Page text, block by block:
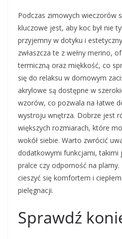
Podczas zimowych wieczorów
kluczowe jest, aby koc był nie
przyjemny w dotyku i
zwłaszcza te z wełny merino,
termiczną oraz miękkość, co
się do relaksu w domowym
akrylowe są dostępne w
wzorów, co pozwala na łatwe
wystroju wnętrza. Dobrze jest
większych rozmiarach, które
wokół siebie. Warto zwrócić
dodatkowymi funkcjami, takimi
pralce czy odporność na
cieszyć się komfortem i
pielęgnacji.
Sprawdź